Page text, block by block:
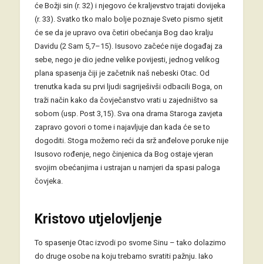
će Božji sin (r. 32) i njegovo će kraljevstvo trajati dovijeka
(r. 33). Svatko tko malo bolje poznaje Sveto pismo sjetit
će se da je upravo ova četiri obećanja Bog dao kralju
Davidu (2 Sam 5,7–15). Isusovo začeće nije događaj za
sebe, nego je dio jedne velike povijesti, jednog velikog
plana spasenja čiji je začetnik naš nebeski Otac. Od
trenutka kada su prvi ljudi sagriješivši odbacili Boga, on
traži način kako da čovječanstvo vrati u zajedništvo sa
sobom (usp. Post 3,15). Sva ona drama Staroga zavjeta
zapravo govori o tome i najavljuje dan kada će se to
dogoditi. Stoga možemo reći da srž anđelove poruke nije
Isusovo rođenje, nego činjenica da Bog ostaje vjeran
svojim obećanjima i ustrajan u namjeri da spasi paloga
čovjeka.
Kristovo utjelovljenje
To spasenje Otac izvodi po svome Sinu – tako dolazimo
do druge osobe na koju trebamo svratiti pažnju. Iako